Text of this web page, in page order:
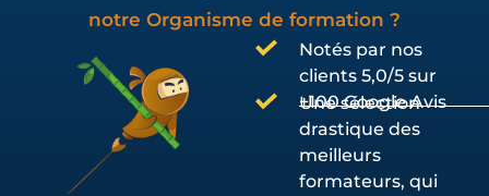
notre Organisme de formation ?
Notés par nos
clients 5,0/5 sur
+100 Google Avis
Une sélection
drastique des
meilleurs
formateurs, qui